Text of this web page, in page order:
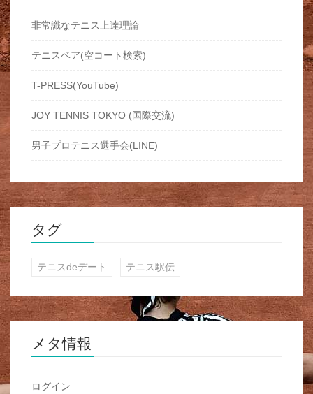
非常識なテニス上達理論
テニスベア(空コート検索)
T-PRESS(YouTube)
JOY TENNIS TOKYO (国際交流)
男子プロテニス選手会(LINE)
タグ
テニスdeデート テニス駅伝
メタ情報
ログイン